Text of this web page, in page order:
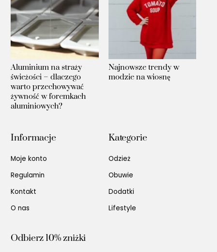
Aluminium na straży
świeżości – dlaczego
warto przechowywać
żywność w foremkach
aluminiowych?
Najnowsze trendy w
modzie na wiosnę
Informacje
Moje konto
Regulamin
Kontakt
O nas
Kategorie
Odzież
Obuwie
Dodatki
Lifestyle
Odbierz 10% zniżki